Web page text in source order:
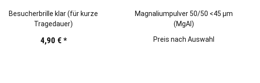
Besucherbrille klar (für kurze
Tragedauer)
4,90 € *
Magnaliumpulver 50/50 <45 µm
(MgAl)
Preis nach Auswahl